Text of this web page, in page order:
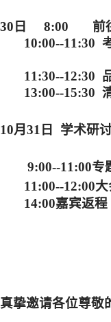
30日 8:00 前往
10:00--11:30 考
11:30--12:30
13:00--15:30
10月31日 学术研
9:00--11:00专
11:00--12:00大
14:00嘉宾返程
真挚邀请各位尊敬